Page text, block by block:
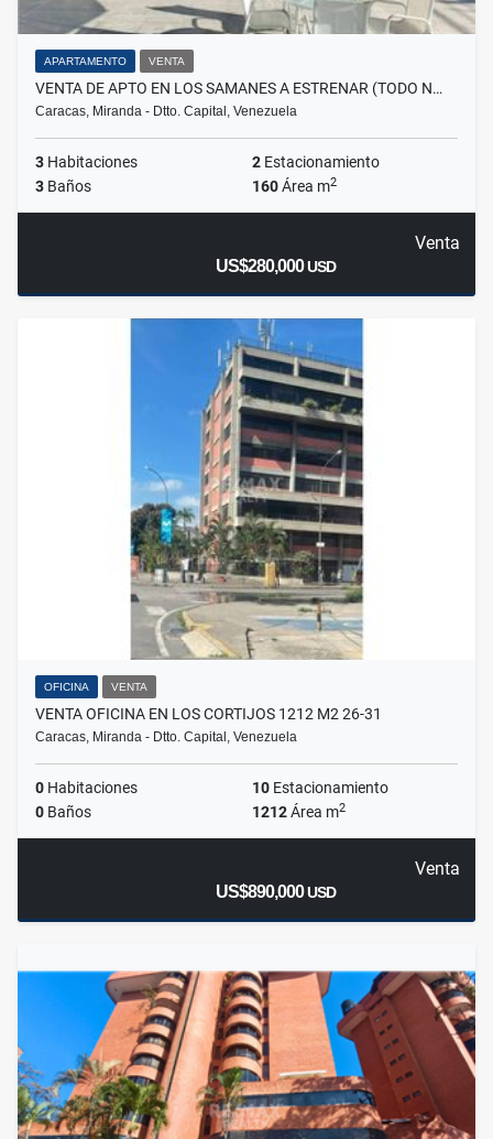
APARTAMENTO VENTA
VENTA DE APTO EN LOS SAMANES A ESTRENAR (TODO N…
Caracas, Miranda - Dtto. Capital, Venezuela
3 Habitaciones 2 Estacionamiento
3 Baños 160Área m2
Venta
US$280,000USD
OFICINA VENTA
VENTA OFICINA EN LOS CORTIJOS 1212 M2 26-31
Caracas, Miranda - Dtto. Capital, Venezuela
0 Habitaciones 10 Estacionamiento
0 Baños 1212Área m2
Venta
US$890,000USD